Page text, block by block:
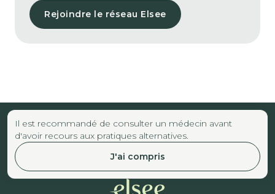
Rejoindre le réseau Elsee
Il est recommandé de consulter un médecin avant
d'avoir recours aux pratiques alternatives.
J'ai compris